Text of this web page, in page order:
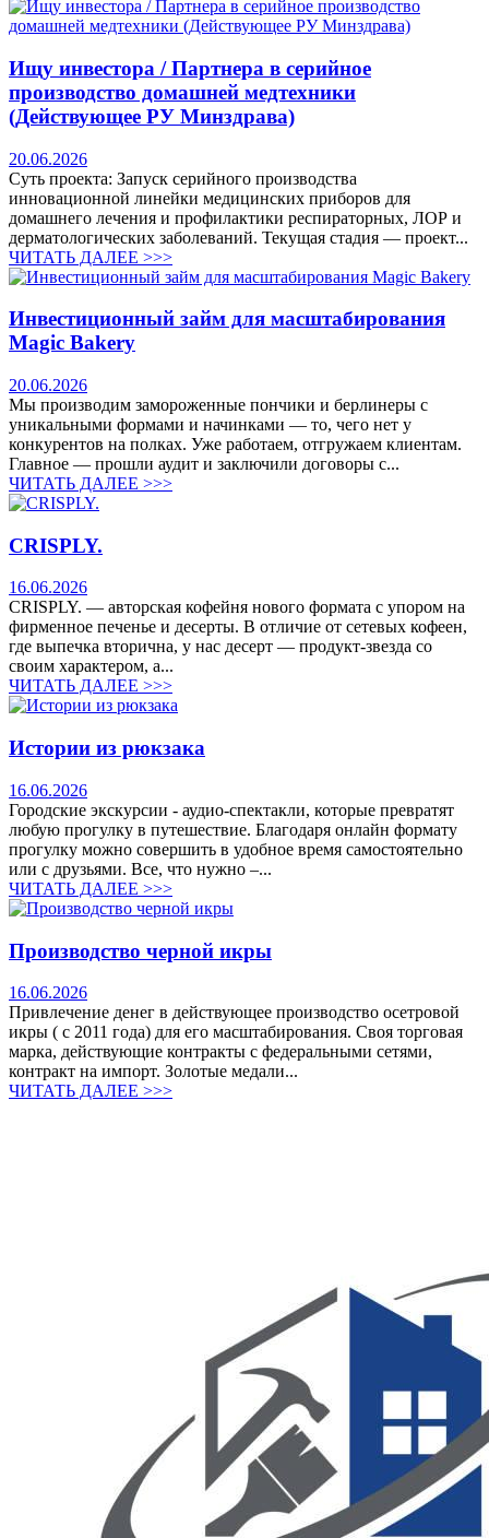
Ищу инвестора / Партнера в серийное
производство домашней медтехники
(Действующее РУ Минздрава)
20.06.2026
Суть проекта: Запуск серийного производства
инновационной линейки медицинских приборов для
домашнего лечения и профилактики респираторных, ЛОР и
дерматологических заболеваний. Текущая стадия — проект...
ЧИТАТЬ ДАЛЕЕ >>>
Инвестиционный займ для масштабирования
Magic Bakery
20.06.2026
Мы производим замороженные пончики и берлинеры с
уникальными формами и начинками — то, чего нет у
конкурентов на полках. Уже работаем, отгружаем клиентам.
Главное — прошли аудит и заключили договоры с...
ЧИТАТЬ ДАЛЕЕ >>>
CRISPLY.
16.06.2026
CRISPLY. — авторская кофейня нового формата с упором на
фирменное печенье и десерты. В отличие от сетевых кофеен,
где выпечка вторична, у нас десерт — продукт-звезда со
своим характером, а...
ЧИТАТЬ ДАЛЕЕ >>>
Истории из рюкзака
16.06.2026
Городские экскурсии - аудио-спектакли, которые превратят
любую прогулку в путешествие. Благодаря онлайн формату
прогулку можно совершить в удобное время самостоятельно
или с друзьями. Все, что нужно –...
ЧИТАТЬ ДАЛЕЕ >>>
Производство черной икры
16.06.2026
Привлечение денег в действующее производство осетровой
икры ( с 2011 года) для его масштабирования. Своя торговая
марка, действующие контракты с федеральными сетями,
контракт на импорт. Золотые медали...
ЧИТАТЬ ДАЛЕЕ >>>